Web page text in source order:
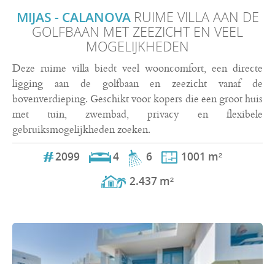
MIJAS - CALANOVA RUIME VILLA AAN DE
GOLFBAAN MET ZEEZICHT EN VEEL
MOGELIJKHEDEN
Deze ruime villa biedt veel wooncomfort, een directe
ligging aan de golfbaan en zeezicht vanaf de
bovenverdieping. Geschikt voor kopers die een groot huis
met tuin, zwembad, privacy en flexibele
gebruiksmogelijkheden zoeken.
2099 4 6
1001 m²
2.437 m²